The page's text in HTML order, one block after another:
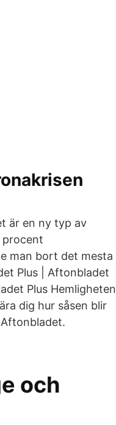
är en ny typ av
procent
man bort det mesta
Plus | Aftonbladet
Plus Hemligheten
dig hur såsen blir
och